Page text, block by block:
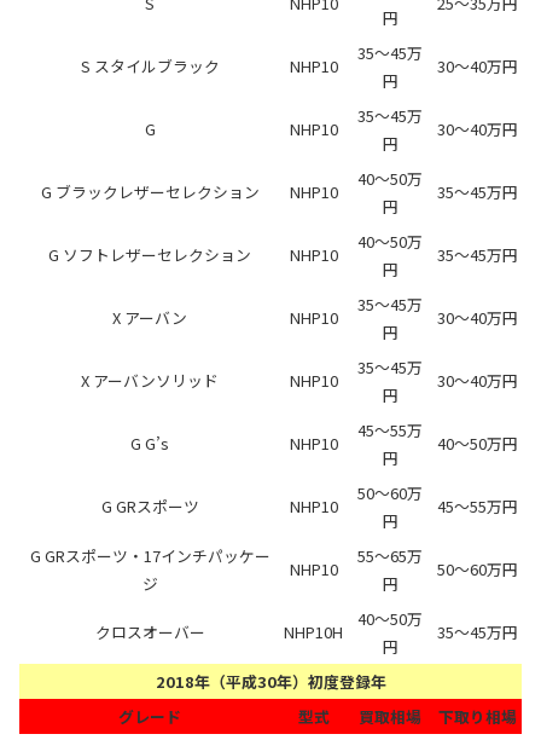
円
S スタイルブラック NHP10
35～45万
円
30～40万円
G NHP10
35～45万
円
30～40万円
G ブラックレザーセレクション NHP10
40～50万
円
35～45万円
G ソフトレザーセレクション NHP10
40～50万
円
35～45万円
X アーバン NHP10
35～45万
円
30～40万円
X アーバンソリッド NHP10
35～45万
円
30～40万円
G G’s NHP10
45～55万
円
40～50万円
G GRスポーツ NHP10
50～60万
円
45～55万円
G GRスポーツ・17インチパッケー
ジ
NHP10
55～65万
円
50～60万円
クロスオーバー NHP10H
40～50万
円
35～45万円
2018年（平成30年）初度登録年
グレード
型式 買取相場 下取り相場